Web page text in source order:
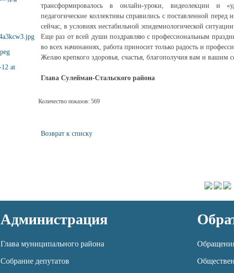
трансформировалось в онлайн-уроки, видеолекции и
педагогические коллективы справились с поставленной
сейчас, в условиях нестабильной эпидемиологической
Еще раз от всей души поздравляю с профессиональным
во всех начинаниях, работа приносит только радость и
Желаю крепкого здоровья, счастья, благополучия вам и вашим
Глава Сулейман-Стальского
Количество показов: 569
Возврат к списку
Администрация
Глава муниципального района
Собрание депутатов